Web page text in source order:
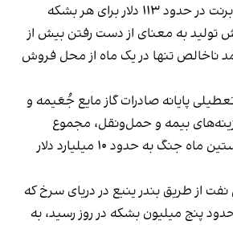
با توجه به اینکه نفت برنت در حدود ۱۱۳ دلار برای هر بشکه
تولید به معنای از دست رفتن بیش از
ناخالص تنها در یک ماه از محل فروش
پایانه صادرات گاز مایع جُعَیمه و
بیمه و حمل‌ونقل، مجموع
زیان‌های ریاض در نخستین ماه جنگ به حدود ۱۰ میلیارد دلار
از طریق بندر ینبع در دریای سرخ که
پنج میلیون بشکه در روز رسید، به